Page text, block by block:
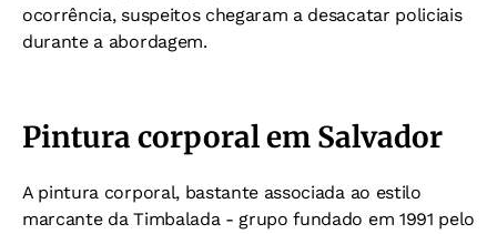
ocorrência, suspeitos chegaram a desacatar policiais
durante a abordagem.
Pintura corporal em Salvador
A pintura corporal, bastante associada ao estilo
marcante da Timbalada - grupo fundado em 1991 pelo